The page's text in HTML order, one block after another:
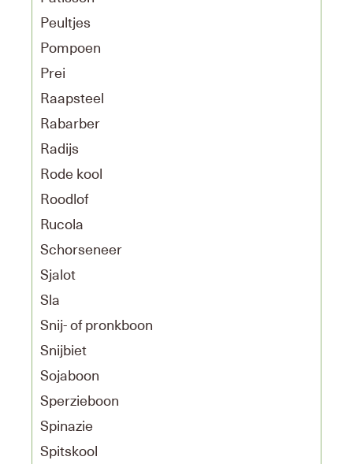
Peultjes
Pompoen
Prei
Raapsteel
Rabarber
Radijs
Rode kool
Roodlof
Rucola
Schorseneer
Sjalot
Sla
Snij- of pronkboon
Snijbiet
Sojaboon
Sperzieboon
Spinazie
Spitskool